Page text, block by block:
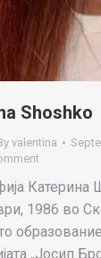
Shoshko
valentina
1986 во
„Јосип